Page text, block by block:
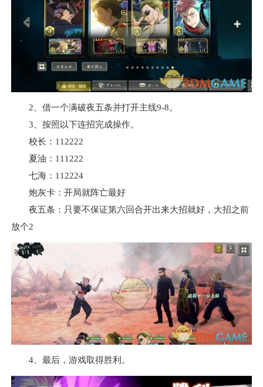
2、借一个满破夜五条并打开主线9-8。
3、按照以下连招完成操作。
校长：112222
夏油：111222
七海：112224
炮灰卡：开局就阵亡最好
夜五条：只要不保证第六回合开出来大招就好，大招之前
放个2
4、最后，游戏取得胜利。